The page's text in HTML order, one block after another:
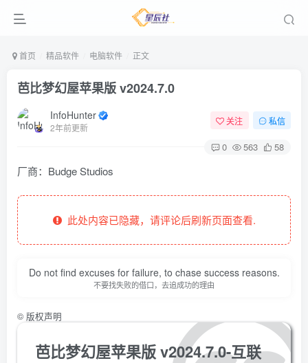
首页 精品软件 电脑软件 正文
芭比梦幻屋苹果版 v2024.7.0
InfoHunter
2年前更新
关注 私信
0 563 58
厂商： Budge Studios
此处内容已隐藏，请评论后刷新页面查看.
Do not find excuses for failure, to chase success reasons.
不要找失败的借口，去追成功的理由
© 版权声明
芭比梦幻屋苹果版 v2024.7.0-互联